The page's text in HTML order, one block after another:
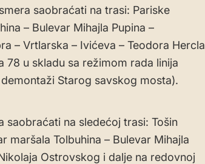
saobraćati na trasi: Pariske
– Bulevar Mihajla Pupina –
– Vrtlarska – Ivićeva – Teodora Hercla
78 u skladu sa režimom rada linija
Starog savskog mosta).
saobraćati na sledećoj trasi: Tošin
maršala Tolbuhina – Bulevar Mihajla
Ostrovskog i dalje na redovnoj